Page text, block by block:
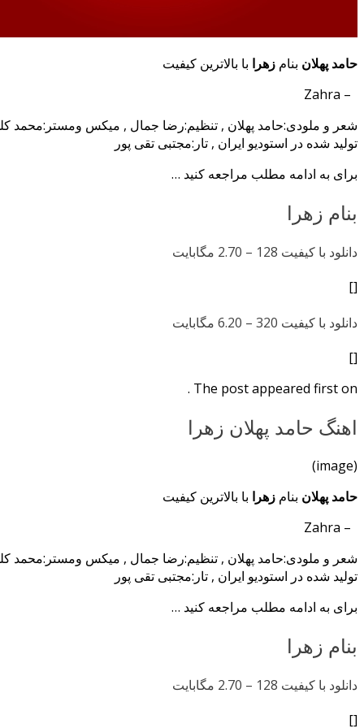
حامد پهلان بنام زهرا با بالاترین کیفیت
– Zahra
شعر و ملودی:حامد پهلان , تنظیم:رضا جمال , میکس ومستر:محمد
تولید شده در استودیو ایران , تار:مجتبی تقی پور
برای به ادامه مطلب مراجعه کنید …
بنام زهرا
دانلود با کیفیت 128 –
2.70 مگابایت
[]
دانلود با کیفیت 320 –
6.20 مگابایت
[]
The post appeared first on .
اهنگ حامد پهلان زهرا
(image)
حامد پهلان بنام زهرا با بالاترین کیفیت
– Zahra
شعر و ملودی:حامد پهلان , تنظیم:رضا جمال , میکس ومستر:محمد
تولید شده در استودیو ایران , تار:مجتبی تقی پور
برای به ادامه مطلب مراجعه کنید …
بنام زهرا
دانلود با کیفیت 128 –
2.70 مگابایت
[]